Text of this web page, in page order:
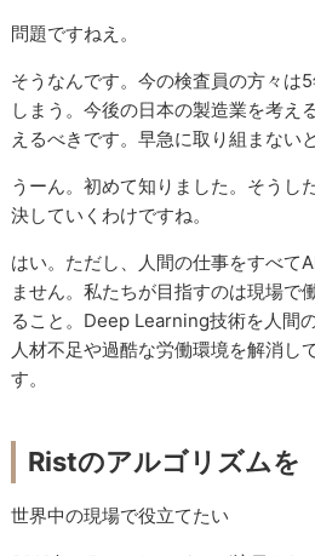
問題ですねえ。
そうなんです。今の検査員の方々は
しまう。今後の日本の製造業を考え
えるべきです。早急に取り組まない
うーん。初めて知りました。そうし
決していくわけですね。
はい。ただし、人間の仕事をすべて
ません。私たちが目指すのは現場で
ること。Deep Learning技術を人間
人材不足や過酷な労働環境を解消し
す。
Ristのアルゴリズムを
世界中の現場で役立てたい